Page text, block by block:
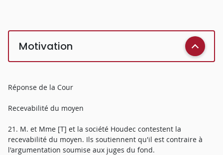
Motivation
Réponse de la Cour
Recevabilité du moyen
21. M. et Mme [T] et la société Houdec contestent la
recevabilité du moyen. Ils soutiennent qu'il est contraire à
l'argumentation soumise aux juges du fond.